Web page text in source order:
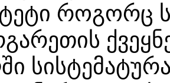
როგორც